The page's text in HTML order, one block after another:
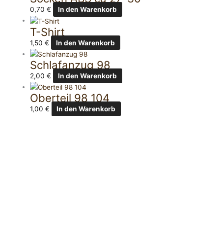
0,70€ In den Warenkorb
T-Shirt
1,50€ In den Warenkorb
Schlafanzug 98
2,00€ In den Warenkorb
Oberteil 98 104
1,00€ In den Warenkorb